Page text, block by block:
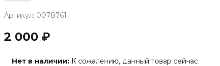
Артикул: 0078761
2 000 ₽
Нет в наличии: К сожалению, данный товар сейчас